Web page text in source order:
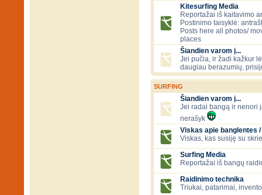
Kitesurfing Media
Reportažai iš kaitavimo
Postinimo taisyklė:
Posts here all photos/
places
Šiandien varom į...
Jei pučia, ir žadi kažkur
daugiau berazumių,
SURFING
Šiandien varom į...
Jei radai bangą ir nenori
nerašyk
Viskas apie banglentes
Viskas, kas susiję su
Surfing Media
Reportažai iš bangų
Raidinimo technika
Triukai, patarimai,